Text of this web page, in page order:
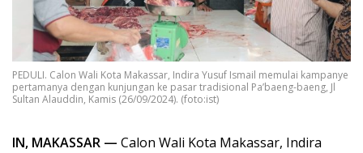
PEDULI. Calon Wali Kota Makassar, Indira Yusuf Ismail memulai kampanye
pertamanya dengan kunjungan ke pasar tradisional Pa’baeng-baeng, Jl
Sultan Alauddin, Kamis (26/09/2024). (foto:ist)
IN, MAKASSAR — Calon Wali Kota Makassar, Indira